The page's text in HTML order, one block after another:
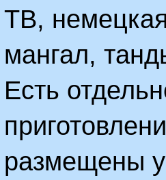
ТВ,
мангал,
Есть
размещены